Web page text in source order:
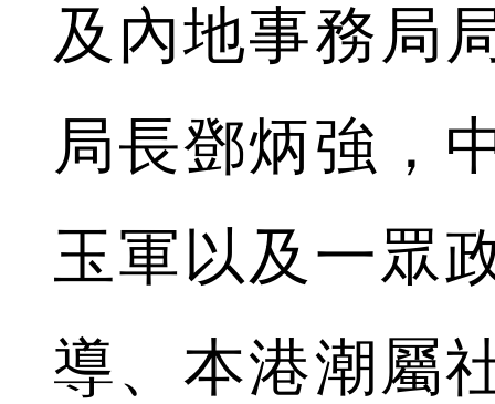
及內地事務局
局長鄧炳強，
玉軍以及一眾
導、本港潮屬